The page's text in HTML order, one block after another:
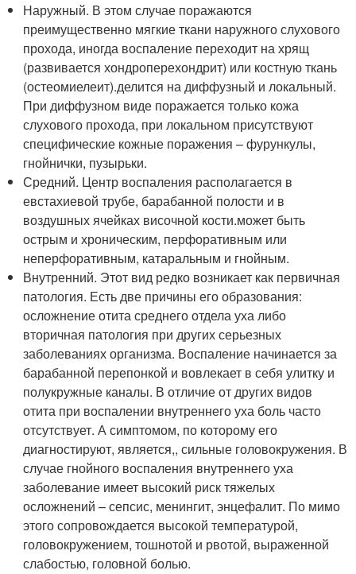
Наружный. В этом случае поражаются
преимущественно мягкие ткани наружного слухового
прохода, иногда воспаление переходит на хрящ
(развивается хондроперехондрит) или костную ткань
(остеомиелеит).делится на диффузный и локальный.
При диффузном виде поражается только кожа
слухового прохода, при локальном присутствуют
специфические кожные поражения – фурункулы,
гнойнички, пузырьки.
Средний. Центр воспаления располагается в
евстахиевой трубе, барабанной полости и в
воздушных ячейках височной кости.может быть
острым и хроническим, перфоративным или
неперфоративным, катаральным и гнойным.
Внутренний. Этот вид редко возникает как первичная
патология. Есть две причины его образования:
осложнение отита среднего отдела уха либо
вторичная патология при других серьезных
заболеваниях организма. Воспаление начинается за
барабанной перепонкой и вовлекает в себя улитку и
полукружные каналы. В отличие от других видов
отита при воспалении внутреннего уха боль часто
отсутствует. А симптомом, по которому его
диагностируют, является,, сильные головокружения. В
случае гнойного воспаления внутреннего уха
заболевание имеет высокий риск тяжелых
осложнений – сепсис, менингит, энцефалит. По мимо
этого сопровождается высокой температурой,
головокружением, тошнотой и рвотой, выраженной
слабостью, головной болью.